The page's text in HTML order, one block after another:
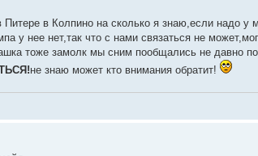
в Колпино на сколько я знаю,если надо у
у нее нет,так что с нами связаться не
тоже замолк мы сним пообщались не давно
не знаю может кто внимания обратит!